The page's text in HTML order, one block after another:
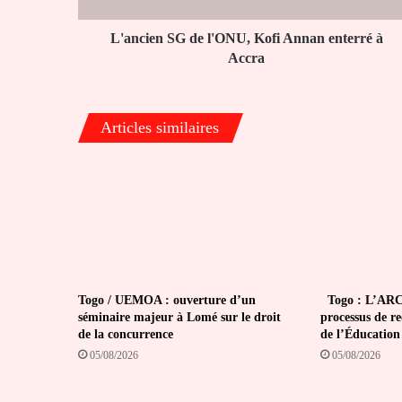
Accra
L'ancien SG de l'ONU, Kofi Annan enterré à
Accra
Articles similaires
Togo / UEMOA : ouverture d’un
séminaire majeur à Lomé sur le droit
de la concurrence
05/08/2026
Togo :
processus de
de
05/08/2026